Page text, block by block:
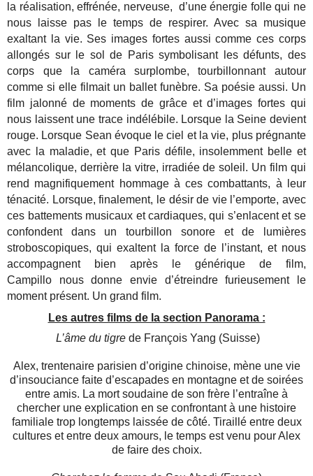
la réalisation, effrénée, nerveuse, d’une énergie folle qui ne
nous laisse pas le temps de respirer. Avec sa musique
exaltant la vie. Ses images fortes aussi comme ces corps
allongés sur le sol de Paris symbolisant les défunts, des
corps que la caméra surplombe, tourbillonnant autour
comme si elle filmait un ballet funèbre. Sa poésie aussi. Un
film jalonné de moments de grâce et d’images fortes qui
nous laissent une trace indélébile. Lorsque la Seine devient
rouge. Lorsque Sean évoque le ciel et la vie, plus prégnante
avec la maladie, et que Paris défile, insolemment belle et
mélancolique, derrière la vitre, irradiée de soleil. Un film qui
rend magnifiquement hommage à ces combattants, à leur
ténacité. Lorsque, finalement, le désir de vie l’emporte, avec
ces battements musicaux et cardiaques, qui s’enlacent et se
confondent dans un tourbillon sonore et de lumières
stroboscopiques, qui exaltent la force de l’instant, et nous
accompagnent bien après le générique de film,
Campillo nous donne envie d’étreindre furieusement le
moment présent. Un grand film.
Les autres films de la section Panorama :
L’âme du tigre de François Yang (Suisse)
Alex, trentenaire parisien d’origine chinoise, mène une vie
d’insouciance faite d’escapades en montagne et de soirées
entre amis. La mort soudaine de son frère l’entraîne à
chercher une explication en se confrontant à une histoire
familiale trop longtemps laissée de côté. Tiraillé entre deux
cultures et entre deux amours, le temps est venu pour Alex
de faire des choix.